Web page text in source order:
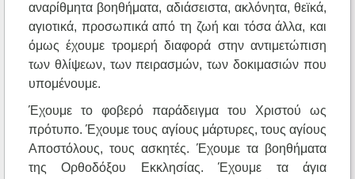
αναρίθμητα βοηθήματα, αδιάσειστα, ακλόνητα, θεϊκά,
αγιοτικά, προσωπικά από τη ζωή και τόσα άλλα, και
όμως έχουμε τρομερή διαφορά στην αντιμετώπιση
των θλίψεων, των πειρασμών, των δοκιμασιών που
υπομένουμε.
Έχουμε το φοβερό παράδειγμα του Χριστού ως
πρότυπο. Έχουμε τους αγίους μάρτυρες, τους αγίους
Αποστόλους, τους ασκητές. Έχουμε τα βοηθήματα
της Ορθοδόξου Εκκλησίας. Έχουμε τα άγια